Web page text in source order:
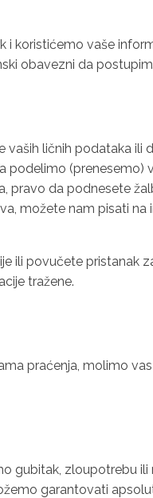
i koristićemo vaše
obavezni da
vaših ličnih podataka ili
podelimo (prenesemo)
pravo da podnesete
možete nam pisati na
ili povučete pristanak
tražene.
praćenja, molimo
gubitak, zloupotrebu
garantovati